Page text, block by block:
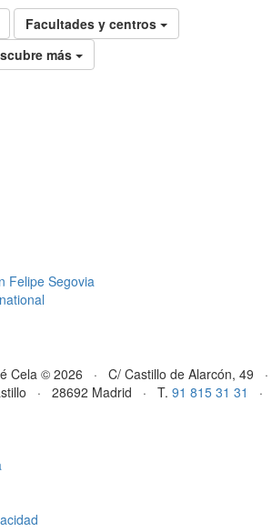
Facultades y centros
más
Cela © 2026 · C/ Castillo de Alarcón, 49 ·
· 28692 Madrid · T. 91 815 31 31
·